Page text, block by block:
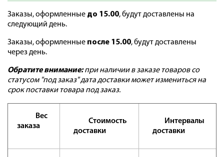
Заказы, оформленные до 15.00, будут доставлены на
следующий день.
Заказы, оформленные после 15.00, будут доставлены
через день.
Обратите внимание:при наличии в заказе товаров со
статусом "под заказ" дата доставки может измениться на
срок поставки товара под заказ.
Вес
заказа
Стоимость
доставки
Интервалы
доставки